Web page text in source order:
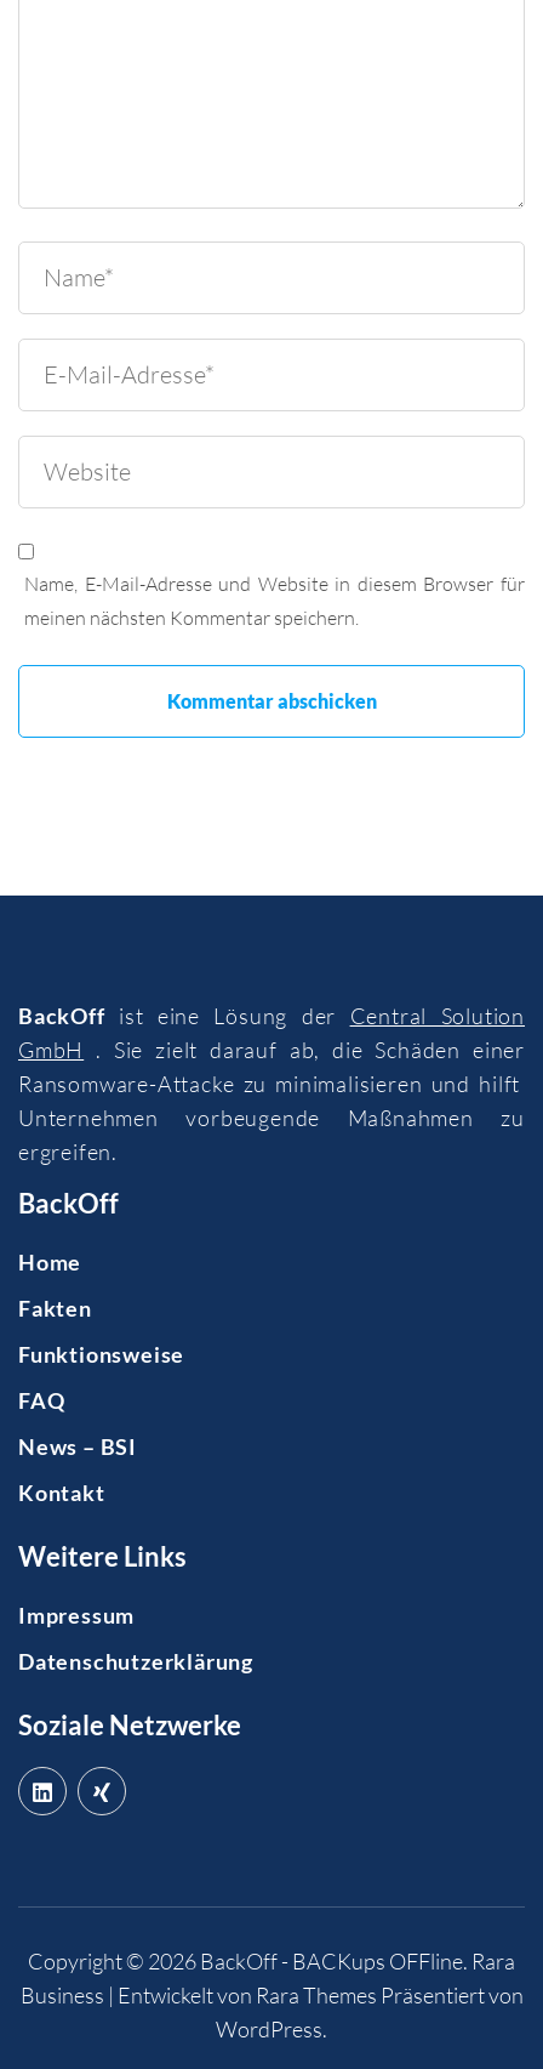
Name, E-Mail-Adresse und Website in diesem Browser für
meinen nächsten Kommentar speichern.
BackOffist eine Lösung der Central Solution
GmbH
. Sie zielt darauf ab, die Schäden einer
Ransomware-Attacke zu minimalisieren und hilft
Unternehmen vorbeugende Maßnahmen zu
ergreifen.
BackOff
Home
Fakten
Funktionsweise
FAQ
News – BSI
Kontakt
Weitere Links
Impressum
Datenschutzerklärung
Soziale Netzwerke
Copyright © 2026BackOff - BACKups OFFline. Rara
Business | Entwickelt von Rara Themes Präsentiert von
WordPress.